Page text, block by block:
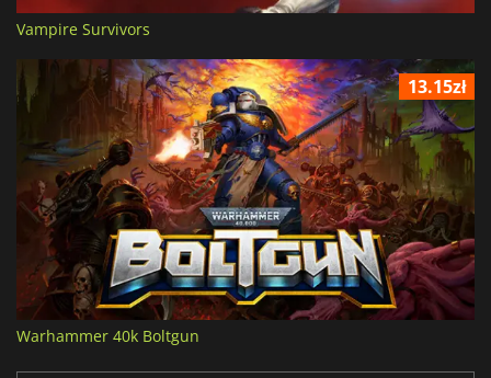
Vampire Survivors
13.15zł
Warhammer 40k Boltgun